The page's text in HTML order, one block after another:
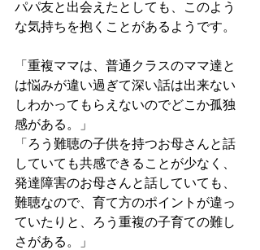
パパ友と出会えたとしても、このよう
な気持ちを抱くことがあるようです。
「重複ママは、普通クラスのママ達と
は悩みが違い過ぎて深い話は出来ない
しわかってもらえないのでどこか孤独
感がある。」
「ろう難聴の子供を持つお母さんと話
していても共感できることが少なく、
発達障害のお母さんと話していても、
難聴なので、育て方のポイントが違っ
ていたりと、ろう重複の子育ての難し
さがある。」